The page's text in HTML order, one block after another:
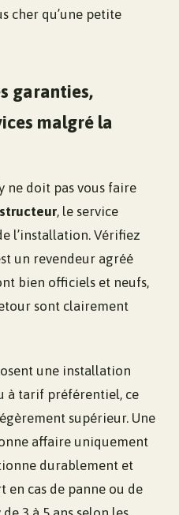
cher qu’une petite
garanties,
malgré la
ne doit pas vous faire
, le service
l’installation. Vérifiez
un revendeur agréé
bien officiels et neufs,
sont clairement
une installation
à tarif préférentiel, ce
supérieur. Une
affaire uniquement
durablement et
en cas de panne ou de